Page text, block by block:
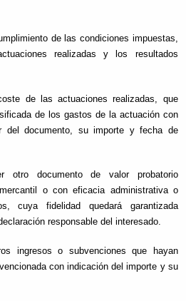
de las condiciones impuestas,
realizadas y los resultados
de las actuaciones realizadas, que
de los gastos de la actuación con
del documento, su importe y fecha de
otro documento de valor probatorio
o con eficacia administrativa o
cuya fidelidad quedará garantizada
responsable del interesado.
ingresos o subvenciones que hayan
con indicación del importe y su